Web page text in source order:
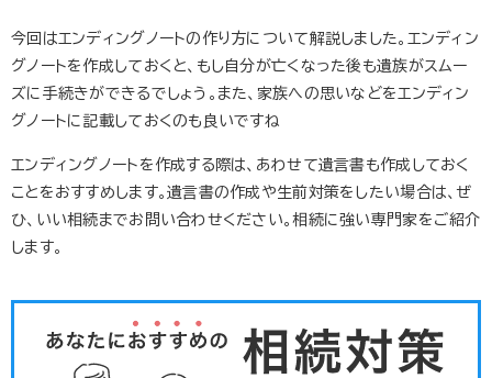
今回はエンディングノートの作り方について解説しました。エンディン
グノートを作成しておくと、もし自分が亡くなった後も遺族がスムー
ズに手続きができるでしょう。また、家族への思いなどをエンディン
グノートに記載しておくのも良いですね
エンディングノートを作成する際は、あわせて遺言書も作成しておく
ことをおすすめします。遺言書の作成や生前対策をしたい場合は、ぜ
ひ、いい相続までお問い合わせください。相続に強い専門家をご紹介
します。